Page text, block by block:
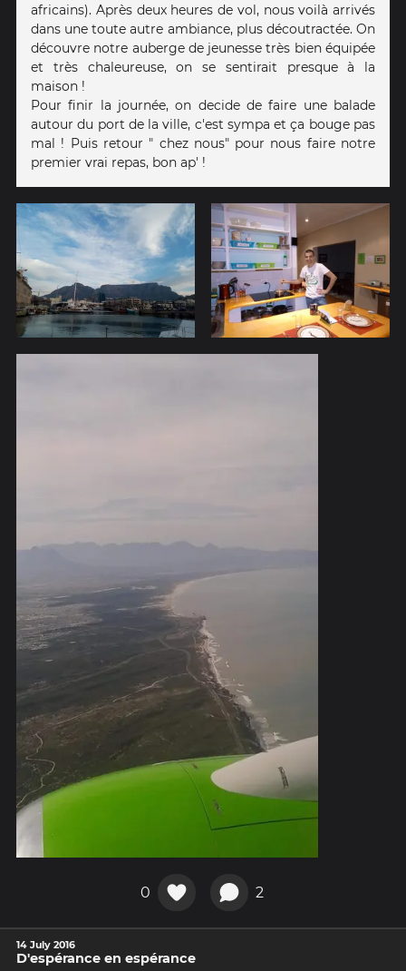
africains). Après deux heures de vol, nous voilà arrivés
dans une toute autre ambiance, plus découtractée. On
découvre notre auberge de jeunesse très bien équipée
et très chaleureuse, on se sentirait presque à la
maison !
Pour finir la journée, on decide de faire une balade
autour du port de la ville, c'est sympa et ça bouge pas
mal ! Puis retour " chez nous" pour nous faire notre
premier vrai repas, bon ap' !
0 2
14 July 2016
D'espérance en espérance